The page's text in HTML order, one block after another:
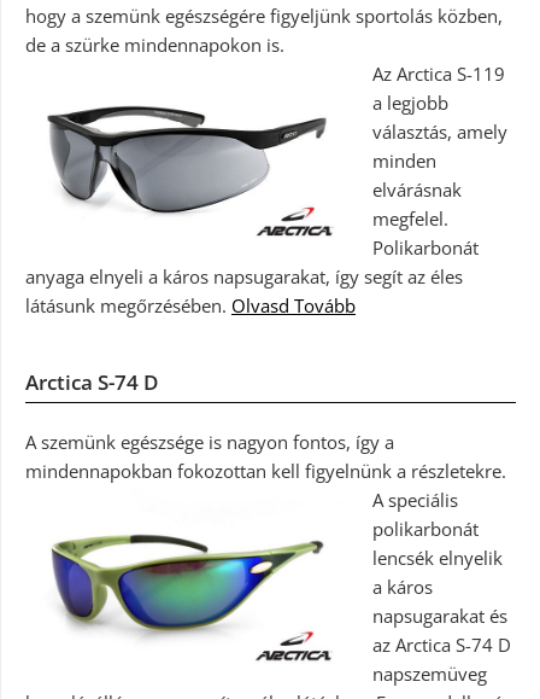
hogy a szemünk egészségére figyeljünk sportolás közben,
de a szürke mindennapokon is.
Az Arctica S-119
a legjobb
választás, amely
minden
elvárásnak
megfelel.
Polikarbonát
anyaga elnyeli a káros napsugarakat, így segít az éles
látásunk megőrzésében. Olvasd Tovább
Arctica S-74 D
A szemünk egészsége is nagyon fontos, így a
mindennapokban fokozottan kell figyelnünk a részletekre.
A speciális
polikarbonát
lencsék elnyelik
a káros
napsugarakat és
az Arctica S-74 D
napszemüveg